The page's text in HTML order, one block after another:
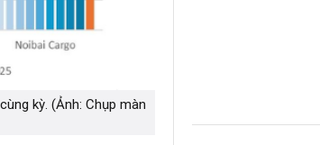
kỳ. (Ảnh: Chụp màn